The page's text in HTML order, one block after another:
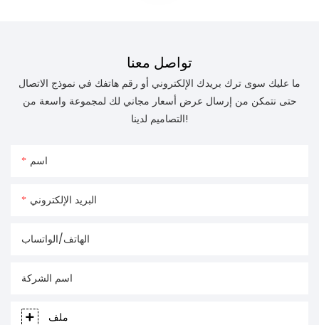
تواصل معنا
ما عليك سوى ترك بريدك الإلكتروني أو رقم هاتفك في نموذج الاتصال
حتى نتمكن من إرسال عرض أسعار مجاني لك لمجموعة واسعة من
التصاميم لدينا!
اسم
البريد الإلكتروني
الهاتف/الواتساب
اسم الشركة
ملف